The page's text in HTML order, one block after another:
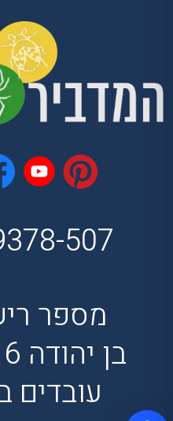
507
מספר
עובדים